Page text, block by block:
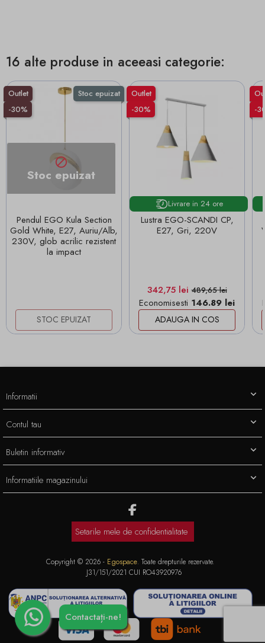
16 alte produse in aceeasi categorie:
Stoc epuizat
Outlet
-30%

Stoc epuizat
Pendul EGO Kula Section
Gold White, E27, Auriu/Alb,
230V, glob acrilic rezistent
la impact
STOC EPUIZAT
Outlet
-30%
Livrare in 24 ore
Lustra EGO-SCANDI CP,
E27, Gri, 220V
Pret
342,75 leiPret de baza
489,65 lei
Economisesti 146.89 lei
ADAUGA IN COS
-
Informatiile magazinului
Informatii
Contul tau
Buletin informativ
Setarile mele de confidentialitate
Copyright © 2026 - Egospace. Toate drepturile rezervate.
J31/151/2021 CUI RO43920976
Contactați-ne!